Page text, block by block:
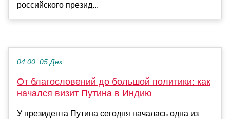
российского презид...
04:00, 05 Дек
От благословений до большой политики: как
начался визит Путина в Индию
У президента Путина сегодня началась одна из